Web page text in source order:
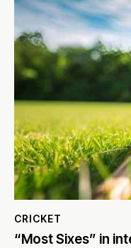
CRICKET
“Most Sixes” in